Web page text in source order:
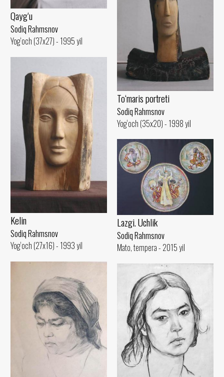
Qayg‘u
Sodiq Rahmsnov
Yog‘och (37x27) - 1995 yil
To‘maris portreti
Sodiq Rahmsnov
Yog‘och (35x20) - 1998 yil
Kelin
Sodiq Rahmsnov
Yog‘och (27x16) - 1993 yil
Lazgi. Uchlik
Sodiq Rahmsnov
Mato, tempera - 2015 yil